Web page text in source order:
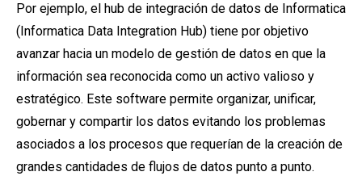
Por ejemplo, el hub de integración de datos de Informatica
(Informatica Data Integration Hub) tiene por objetivo
avanzar hacia un modelo de gestión de datos en que la
información sea reconocida como un activo valioso y
estratégico. Este software permite organizar, unificar,
gobernar y compartir los datos evitando los problemas
asociados a los procesos que requerían de la creación de
grandes cantidades de flujos de datos punto a punto.